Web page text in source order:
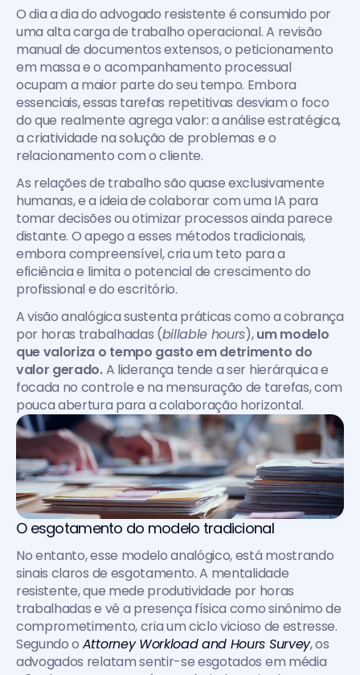
O dia a dia do advogado resistente é consumido por
uma alta carga de trabalho operacional. A revisão
manual de documentos extensos, o peticionamento
em massa e o acompanhamento processual
ocupam a maior parte do seu tempo. Embora
essenciais, essas tarefas repetitivas desviam o foco
do que realmente agrega valor: a análise estratégica,
a criatividade na solução de problemas e o
relacionamento com o cliente.
As relações de trabalho são quase exclusivamente
humanas, e a ideia de colaborar com uma IA para
tomar decisões ou otimizar processos ainda parece
distante. O apego a esses métodos tradicionais,
embora compreensível, cria um teto para a
eficiência e limita o potencial de crescimento do
profissional e do escritório.
A visão analógica sustenta práticas como a cobrança
por horas trabalhadas (billable hours), um modelo
que valoriza o tempo gasto em detrimento do
valor gerado. A liderança tende a ser hierárquica e
focada no controle e na mensuração de tarefas, com
pouca abertura para a colaboração horizontal.
O esgotamento do modelo tradicional
No entanto, esse modelo analógico, está mostrando
sinais claros de esgotamento. A mentalidade
resistente, que mede produtividade por horas
trabalhadas e vê a presença física como sinônimo de
comprometimento, cria um ciclo vicioso de estresse.
Segundo o Attorney Workload and Hours Survey, os
advogados relatam sentir-se esgotados em média